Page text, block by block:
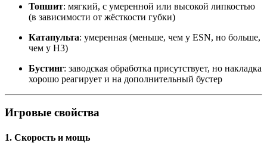
Топшит: мягкий, с умеренной или высокой липкостью
(в зависимости от жёсткости губки)
Катапульта: умеренная (меньше, чем у ESN, но больше,
чем у H3)
Бустинг: заводская обработка присутствует, но накладка
хорошо реагирует и на дополнительный бустер
Игровые свойства
1. Скорость и мощь